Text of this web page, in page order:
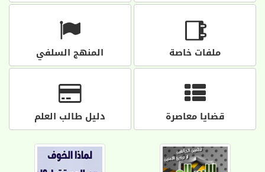
ملفات خاصة المنهج السلفي
قضايا معاصرة دليل طالب العلم